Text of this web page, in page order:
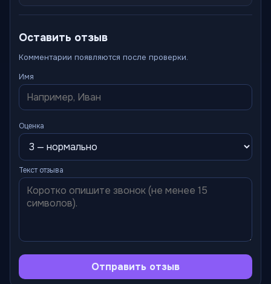
Оставить отзыв
Комментарии появляются после проверки.
Имя
Оценка
Текст отзыва
Отправить отзыв